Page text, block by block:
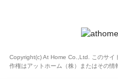
Copyright(c) At Home Co.,Ltd. このサイ
作権はアットホーム（株）またはその情